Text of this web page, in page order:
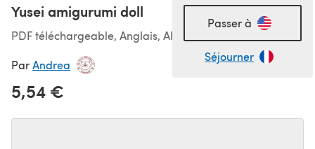
Passer à
Séjourner
Yusei amigurumi doll
PDF téléchargeable, Anglais, Allemand
ParAndrea
5,54 €